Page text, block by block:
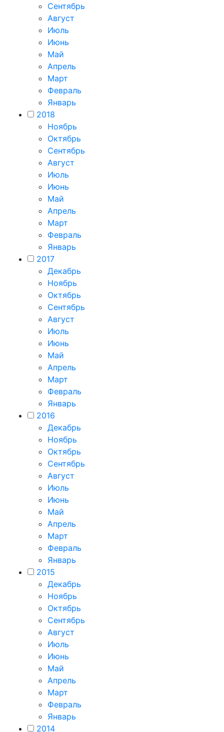
Сентябрь
Август
Июль
Июнь
Май
Апрель
Март
Февраль
Январь
2018
Ноябрь
Октябрь
Сентябрь
Август
Июль
Июнь
Май
Апрель
Март
Февраль
Январь
2017
Декабрь
Ноябрь
Октябрь
Сентябрь
Август
Июль
Июнь
Май
Апрель
Март
Февраль
Январь
2016
Декабрь
Ноябрь
Октябрь
Сентябрь
Август
Июль
Июнь
Май
Апрель
Март
Февраль
Январь
2015
Декабрь
Ноябрь
Октябрь
Сентябрь
Август
Июль
Июнь
Май
Апрель
Март
Февраль
Январь
2014